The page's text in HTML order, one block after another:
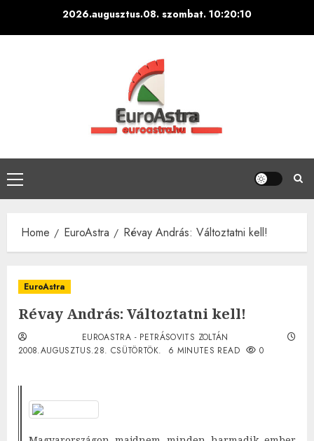
2026.augusztus.08. szombat.10:20:11
Primary
Menu
Home EuroAstra Révay András: Változtatni kell!
EuroAstra
Révay András: Változtatni kell!
EUROASTRA - PETRÁSOVITS ZOLTÁN
2008.AUGUSZTUS.28. CSÜTÖRTÖK.
6 MINUTES READ 0